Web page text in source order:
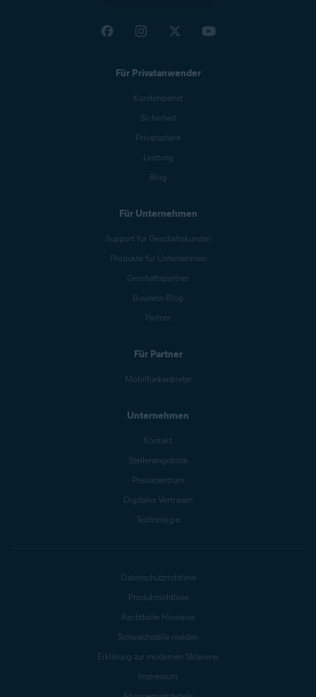
Für Privatanwender
Kundendienst
Sicherheit
Privatsphäre
Leistung
Blog
Für Unternehmen
Support für Geschäftskunden
Produkte für Unternehmen
Geschäftspartner
Business-Blog
Partner
Für Partner
Mobilfunkanbieter
Unternehmen
Kontakt
Stellenangebote
Pressezentrum
Digitales Vertrauen
Technologie
Datenschutzrichtlinie
Produktrichtlinie
Rechtliche Hinweise
Schwachstelle melden
Erklärung zur modernen Sklaverei
Impressum